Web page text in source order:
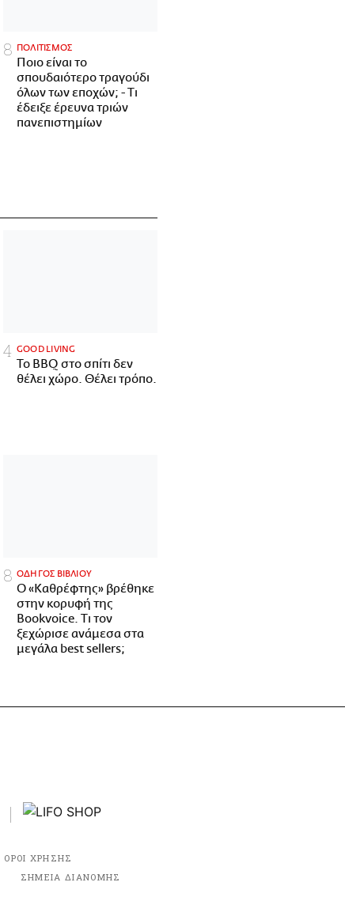
ΠΟΛΙΤΙΣΜΟΣ
Ποιο είναι το
σπουδαιότερο τραγούδι
όλων των εποχών; - Τι
έδειξε έρευνα τριών
πανεπιστημίων
GOOD LIVING
Το BBQ στο σπίτι δεν
θέλει χώρο. Θέλει τρόπο.
ΟΔΗΓΟΣ ΒΙΒΛΙΟΥ
Ο «Καθρέφτης» βρέθηκε
στην κορυφή της
Bookvoice. Τι τον
ξεχώρισε ανάμεσα στα
μεγάλα best sellers;
ΟΡΟΙ ΧΡΗΣΗΣ
ΣΗΜΕΙΑ ΔΙΑΝΟΜΗΣ